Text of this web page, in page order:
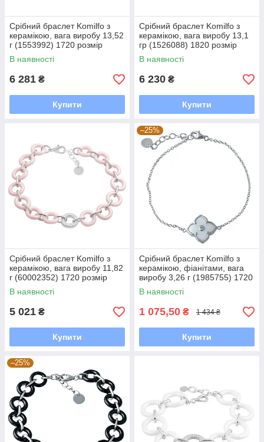
Срібний браслет Komilfo з
керамікою, вага виробу 13,52
г (1553992) 1720 розмір
В наявності
6 281 ₴
Купити
Срібний браслет Komilfo з
керамікою, вага виробу 13,1
гр (1526088) 1820 розмір
В наявності
6 230 ₴
Купити
Срібний браслет Komilfo з
керамікою, вага виробу 11,82
г (60002352) 1720 розмір
В наявності
5 021 ₴
Купити
–25%
Срібний браслет Komilfo з
керамікою, фіанітами, вага
виробу 3,26 г (1985755) 1720
розмір
В наявності
1 075,50 ₴ 1 434 ₴
Купити
–25%